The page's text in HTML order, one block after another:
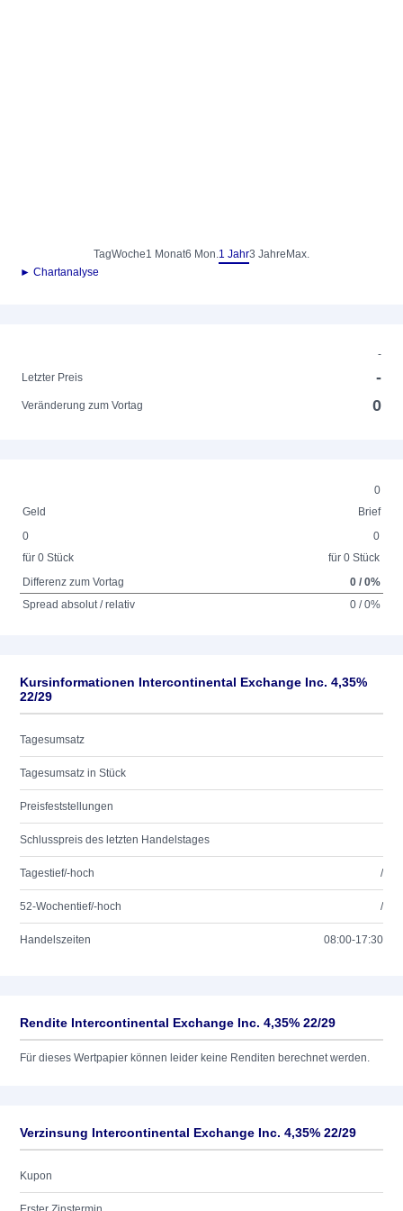
TagWoche1 Monat6 Mon.1 Jahr3 Jahre Max.
► Chartanalyse
-
Letzter Preis
-
Veränderung zum Vortag 0
0
Geld
Brief
0
für 0 Stück
0
für 0 Stück
Differenz zum Vortag
0 / 0%
Spread absolut / relativ
0 / 0%
Kursinformationen Intercontinental Exchange Inc. 4,35%
22/29
Tagesumsatz
Tagesumsatz in Stück
Preisfeststellungen
Schlusspreis des letzten Handelstages
Tagestief/-hoch /
52-Wochentief/-hoch /
Handelszeiten 08:00-17:30
Rendite Intercontinental Exchange Inc. 4,35% 22/29
Für dieses Wertpapier können leider keine Renditen berechnet werden.
Verzinsung Intercontinental Exchange Inc. 4,35% 22/29
Kupon